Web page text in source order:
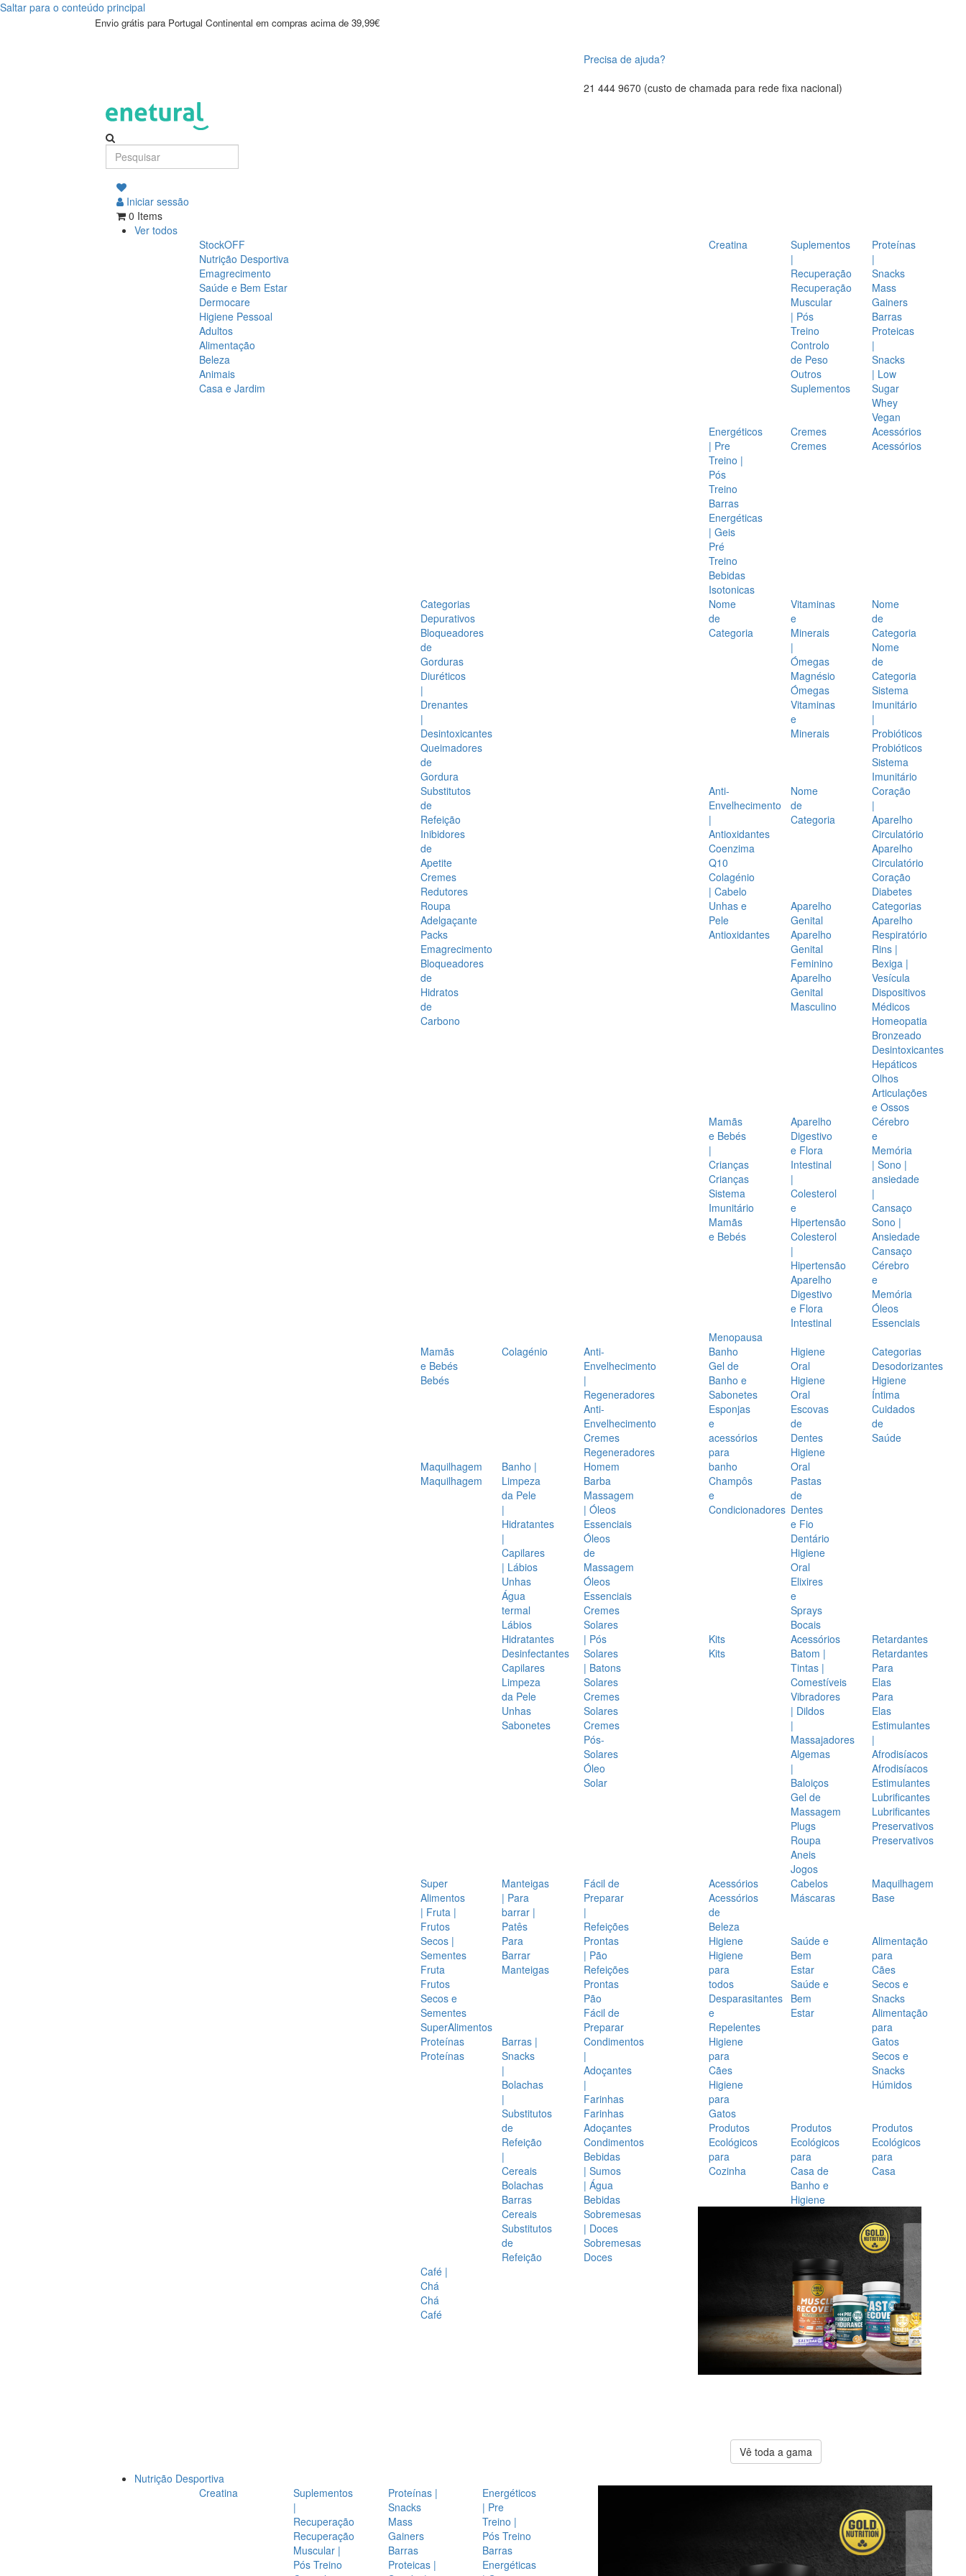
Saltar para o conteúdo principal
Envio grátis para Portugal Continental em compras acima de 39,99€
Precisa de ajuda?
21 444 9670 (custo de chamada para rede fixa nacional)
Iniciar sessão
0 Items
Ver todos
StockOFF
Nutrição Desportiva
Emagrecimento
Saúde e Bem Estar
Dermocare
Higiene Pessoal
Adultos
Alimentação
Beleza
Animais
Casa e Jardim
Creatina
Suplementos
|
Recuperação
Recuperação
Muscular
| Pós
Treino
Controlo
de Peso
Outros
Suplementos
Proteínas
|
Snacks
Mass
Gainers
Barras
Proteicas
|
Snacks
| Low
Sugar
Whey
Vegan
Energéticos
| Pre
Treino |
Pós
Treino
Barras
Energéticas
| Geis
Pré
Treino
Bebidas
Isotonicas
Cremes
Cremes
Acessórios
Acessórios
Categorias
Depurativos
Bloqueadores
de
Gorduras
Diuréticos
|
Drenantes
|
Desintoxicantes
Queimadores
de
Gordura
Substitutos
de
Refeição
Inibidores
de
Apetite
Cremes
Redutores
Roupa
Adelgaçante
Packs
Emagrecimento
Bloqueadores
de
Hidratos
de
Carbono
Nome
de
Categoria
Vitaminas
e
Minerais
|
Ómegas
Magnésio
Ómegas
Vitaminas
e
Minerais
Nome
de
Categoria
Nome
de
Categoria
Sistema
Imunitário
|
Probióticos
Probióticos
Sistema
Imunitário
Anti-
Envelhecimento
|
Antioxidantes
Coenzima
Q10
Colagénio
| Cabelo
Unhas e
Pele
Antioxidantes
Nome
de
Categoria
Coração
|
Aparelho
Circulatório
Aparelho
Circulatório
Coração
Diabetes
Aparelho
Genital
Aparelho
Genital
Feminino
Aparelho
Genital
Masculino
Categorias
Aparelho
Respiratório
Rins |
Bexiga |
Vesícula
Dispositivos
Médicos
Homeopatia
Bronzeado
Desintoxicantes
Hepáticos
Olhos
Articulações
e Ossos
Mamãs
e Bebés
|
Crianças
Crianças
Sistema
Imunitário
Mamãs
e Bebés
Aparelho
Digestivo
e Flora
Intestinal
|
Colesterol
e
Hipertensão
Colesterol
|
Hipertensão
Aparelho
Digestivo
e Flora
Intestinal
Cérebro
e
Memória
| Sono |
ansiedade
|
Cansaço
Sono |
Ansiedade
Cansaço
Cérebro
e
Memória
Óleos
Essenciais
Menopausa
Mamãs
e Bebés
Bebés
Colagénio
Anti-
Envelhecimento
|
Regeneradores
Anti-
Envelhecimento
Cremes
Regeneradores
Maquilhagem
Maquilhagem
Banho |
Limpeza
da Pele
|
Hidratantes
|
Capilares
| Lábios
Unhas
Água
termal
Lábios
Hidratantes
Desinfectantes
Capilares
Limpeza
da Pele
Unhas
Sabonetes
Homem
Barba
Massagem
| Óleos
Essenciais
Óleos
de
Massagem
Óleos
Essenciais
Cremes
Solares
| Pós
Solares
| Batons
Solares
Cremes
Solares
Cremes
Pós-
Solares
Óleo
Solar
Banho
Gel de
Banho e
Sabonetes
Esponjas
e
acessórios
para
banho
Champôs
e
Condicionadores
Higiene
Oral
Higiene
Oral
Escovas
de
Dentes
Higiene
Oral
Pastas
de
Dentes
e Fio
Dentário
Higiene
Oral
Elixires
e
Sprays
Bocais
Categorias
Desodorizantes
Higiene
Íntima
Cuidados
de
Saúde
Kits
Kits
Acessórios
Batom |
Tintas |
Comestíveis
Vibradores
| Dildos
|
Massajadores
Algemas
|
Baloiços
Gel de
Massagem
Plugs
Roupa
Aneis
Jogos
Retardantes
Retardantes
Para
Elas
Para
Elas
Estimulantes
|
Afrodisíacos
Afrodisíacos
Estimulantes
Lubrificantes
Lubrificantes
Preservativos
Preservativos
Super
Alimentos
| Fruta |
Frutos
Secos |
Sementes
Fruta
Frutos
Secos e
Sementes
SuperAlimentos
Manteigas
| Para
barrar |
Patês
Para
Barrar
Manteigas
Fácil de
Preparar
|
Refeições
Prontas
| Pão
Refeições
Prontas
Pão
Fácil de
Preparar
Proteínas
Proteínas
Barras |
Snacks
|
Bolachas
|
Substitutos
de
Refeição
|
Cereais
Bolachas
Barras
Cereais
Substitutos
de
Refeição
Condimentos
|
Adoçantes
|
Farinhas
Farinhas
Adoçantes
Condimentos
Bebidas
| Sumos
| Água
Bebidas
Sobremesas
| Doces
Sobremesas
Doces
Café |
Chá
Chá
Café
Acessórios
Acessórios
de
Beleza
Cabelos
Máscaras
Maquilhagem
Base
Higiene
Higiene
para
todos
Desparasitantes
e
Repelentes
Higiene
para
Cães
Higiene
para
Gatos
Saúde e
Bem
Estar
Saúde e
Bem
Estar
Alimentação
para
Cães
Secos e
Snacks
Alimentação
para
Gatos
Secos e
Snacks
Húmidos
Produtos
Ecológicos
para
Cozinha
Produtos
Ecológicos
para
Casa de
Banho e
Higiene
Produtos
Ecológicos
para
Casa
Vê toda a gama
Nutrição Desportiva
Creatina
Suplementos
|
Recuperação
Recuperação
Muscular |
Pós Treino
Proteínas |
Snacks
Mass
Gainers
Barras
Proteicas |
Energéticos
| Pre
Treino |
Pós Treino
Barras
Energéticas